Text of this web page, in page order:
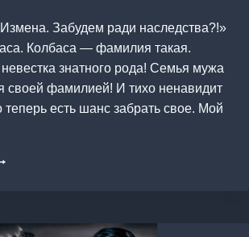
Забудем ради наследства?!»
Колбаса — фамилия такая.
знатного рода! Семья мужа
своей фамилией! И тихо ненавидит
есть шанс забрать свое. Мой